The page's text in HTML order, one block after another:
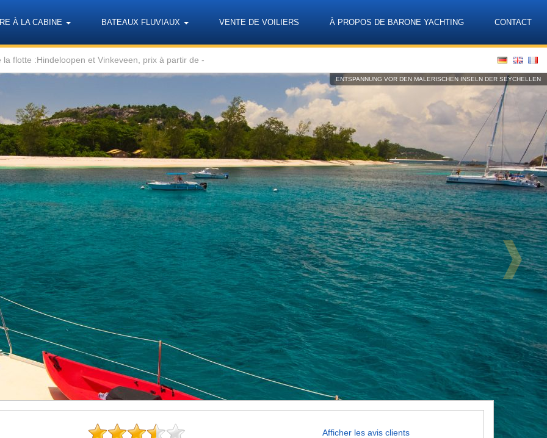
À LA CABINE BATEAUX FLUVIAUX VENTE DE VOILIERS À PROPOS DE BARONE YACHTING CONTACT
la flotte :Hindeloopen et Vinkeveen, prix à partir de -
❱
ENTSPANNUNG VOR DEN MALERISCHEN INSELN DER SEYCHELLEN
Afficher les avis clients